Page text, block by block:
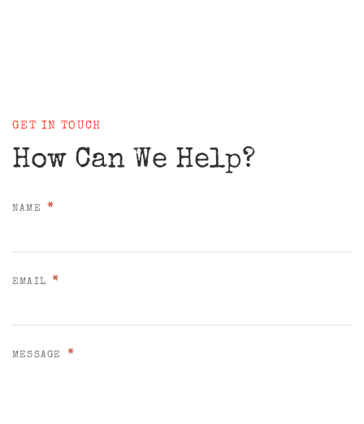
GET IN TOUCH
How Can We Help?
NAME *
EMAIL *
MESSAGE *